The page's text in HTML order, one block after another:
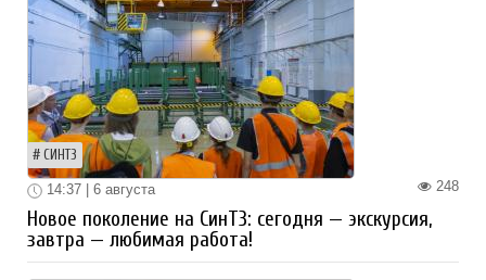
СИНТЗ
248
14:37 | 6 августа
Новое поколение на СинТЗ: сегодня — экскурсия,
завтра — любимая работа!